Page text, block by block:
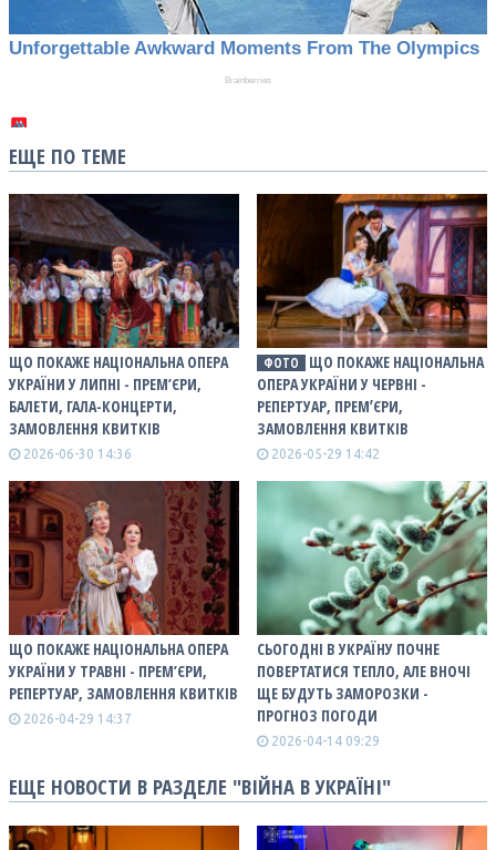
ЕЩЕ ПО ТЕМЕ
ЩО ПОКАЖЕ НАЦІОНАЛЬНА ОПЕРА
УКРАЇНИ У ЛИПНІ - ПРЕМ’ЄРИ,
БАЛЕТИ, ГАЛА-КОНЦЕРТИ,
ЗАМОВЛЕННЯ КВИТКІВ
2026-06-30 14:36
ФОТО
ЩО ПОКАЖЕ НАЦІОНАЛЬНА
ОПЕРА УКРАЇНИ У ЧЕРВНІ -
РЕПЕРТУАР, ПРЕМʼЄРИ,
ЗАМОВЛЕННЯ КВИТКІВ
2026-05-29 14:42
ЩО ПОКАЖЕ НАЦІОНАЛЬНА ОПЕРА
УКРАЇНИ У ТРАВНІ - ПРЕМ’ЄРИ,
РЕПЕРТУАР, ЗАМОВЛЕННЯ КВИТКІВ
2026-04-29 14:37
СЬОГОДНІ В УКРАЇНУ ПОЧНЕ
ПОВЕРТАТИСЯ ТЕПЛО, АЛЕ ВНОЧІ
ЩЕ БУДУТЬ ЗАМОРОЗКИ -
ПРОГНОЗ ПОГОДИ
2026-04-14 09:29
ЕЩЕ НОВОСТИ В РАЗДЕЛЕ "ВІЙНА В УКРАЇНІ"